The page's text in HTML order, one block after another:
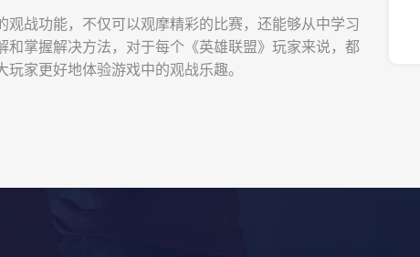
战功能，不仅可以观摩精彩的比赛，还能够从中学习
掌握解决方法，对于每个《英雄联盟》玩家来说，都
家更好地体验游戏中的观战乐趣。